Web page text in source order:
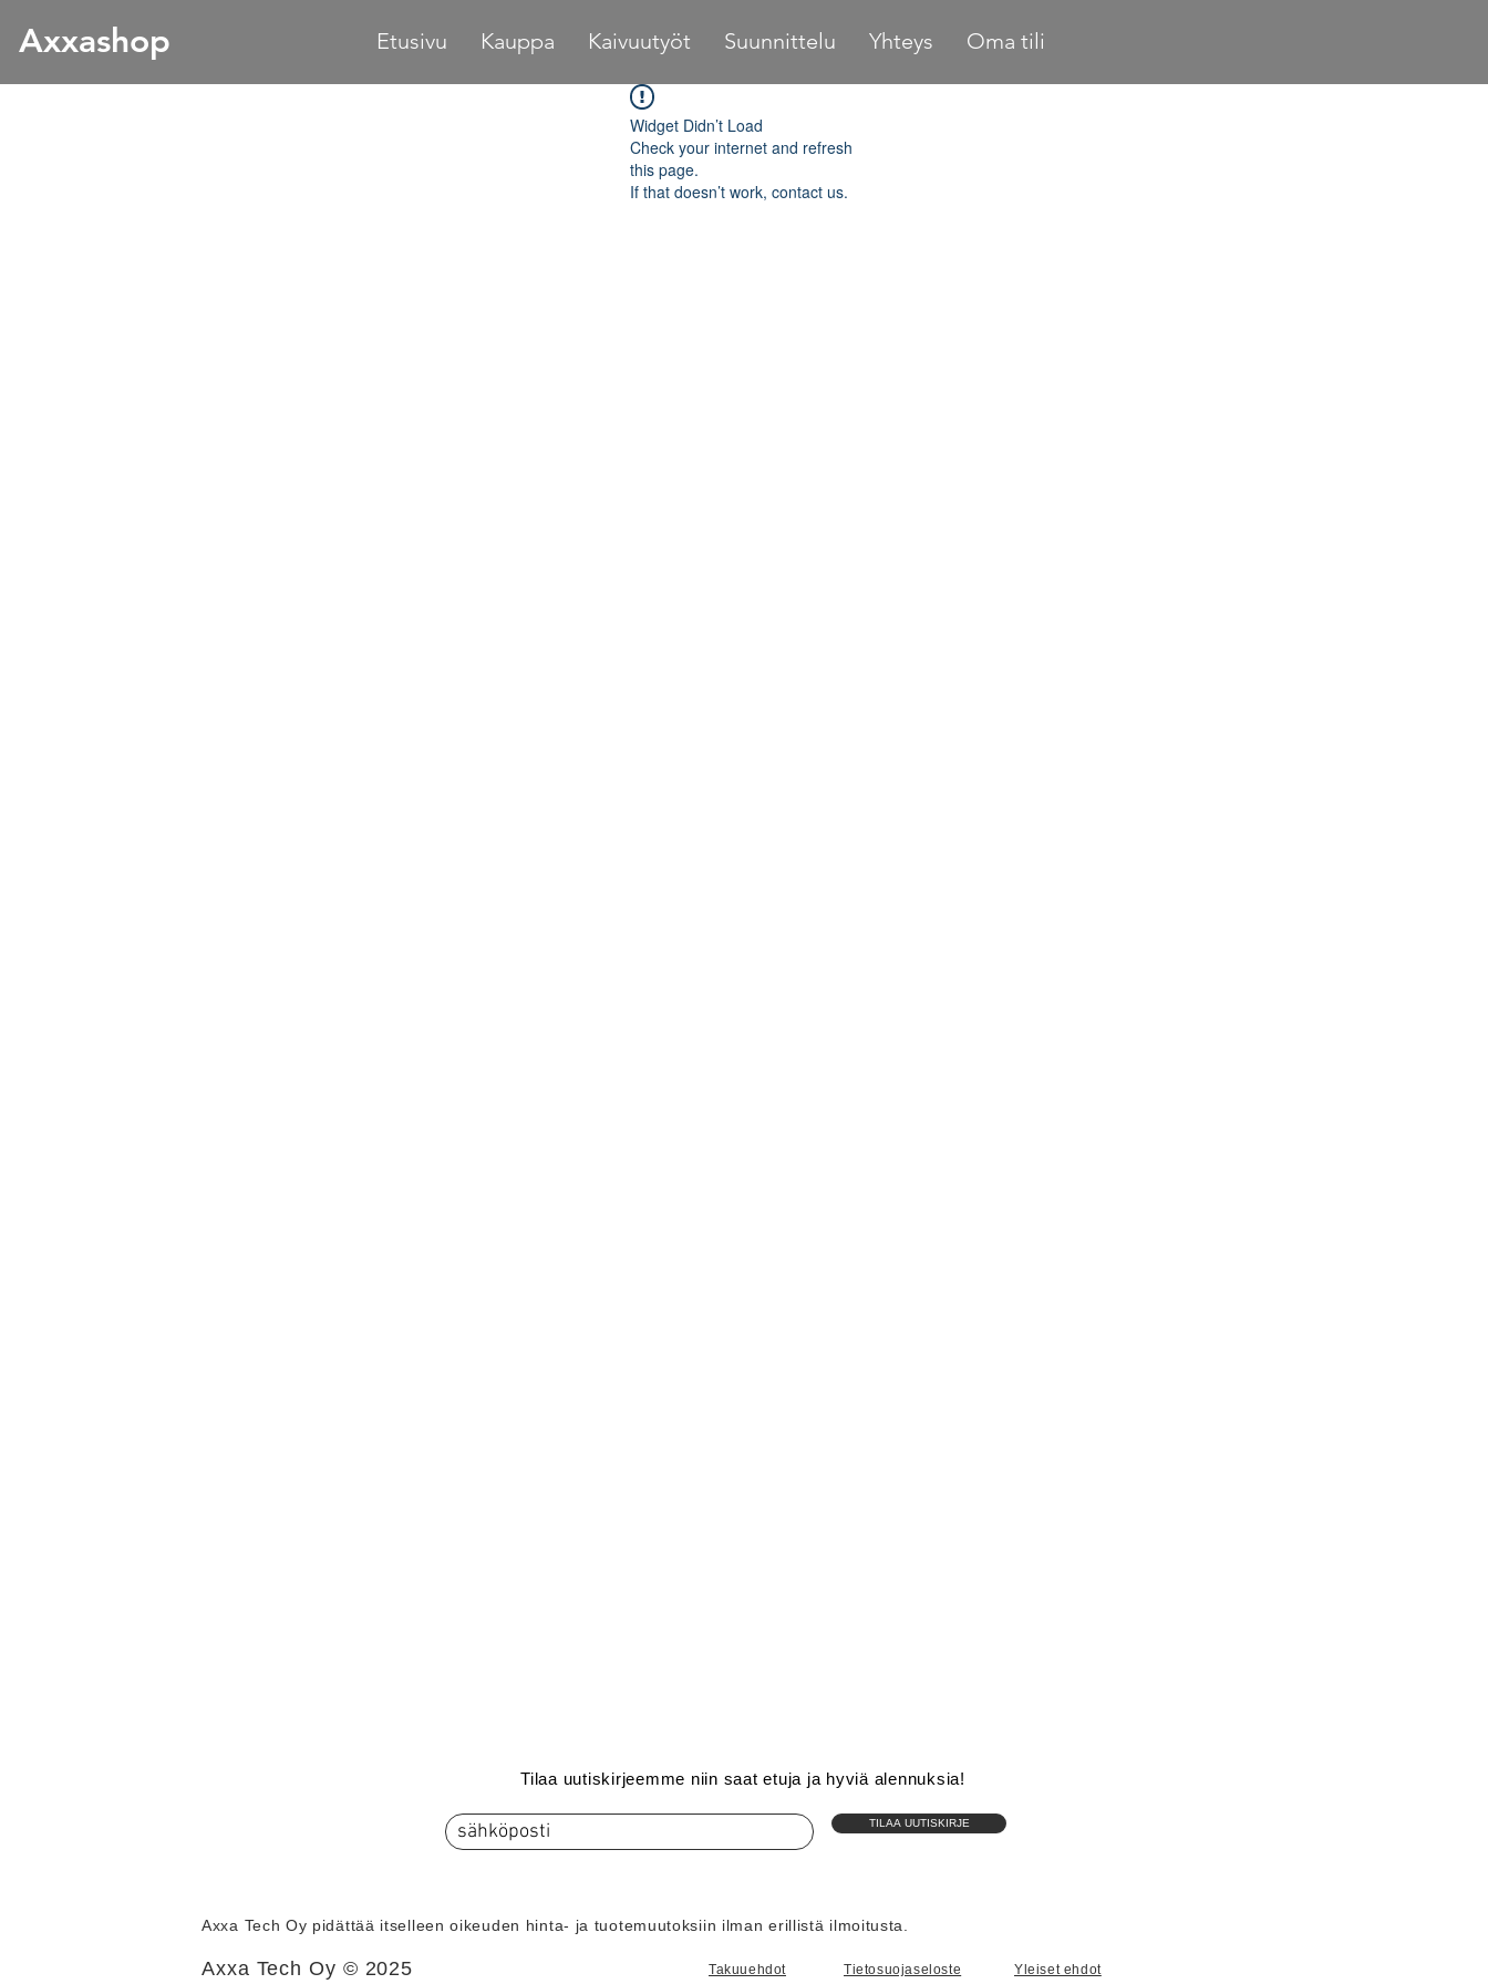
Axxashop Etusivu Kauppa Kaivuutyöt Suunnittelu Yhteys Oma tili
Widget Didn’t Load
Check your internet and refresh
this page.
If that doesn’t work, contact us.
Tilaa uutiskirjeemme niin saat etuja ja hyviä alennuksia!
TILAA UUTISKIRJE
Axxa Tech Oy pidättää itselleen oikeuden hinta- ja tuotemuutoksiin ilman erillistä ilmoitusta.
Axxa Tech Oy © 2025 Takuuehdot Tietosuojaseloste Yleiset ehdot